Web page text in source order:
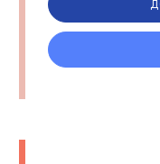
СТРАХОВАНИЕ